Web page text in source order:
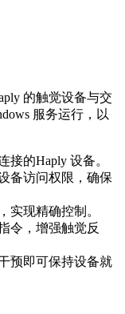
的触觉设备与交
服务运行，以
接的Haply 设备。
备访问权限，确保
实现精确控制。
令，增强触觉反
预即可保持设备就